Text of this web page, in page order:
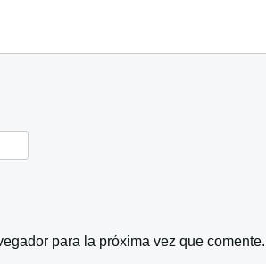
para la próxima vez que comente.